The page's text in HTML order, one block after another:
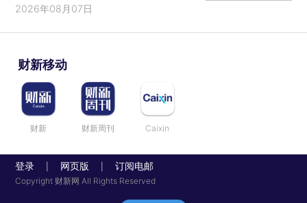
2026年08月07日
财新移动
财新 财新周刊 Caixin
登录 网页版 订阅电邮
Copyright 财新网 All Rights Reserved